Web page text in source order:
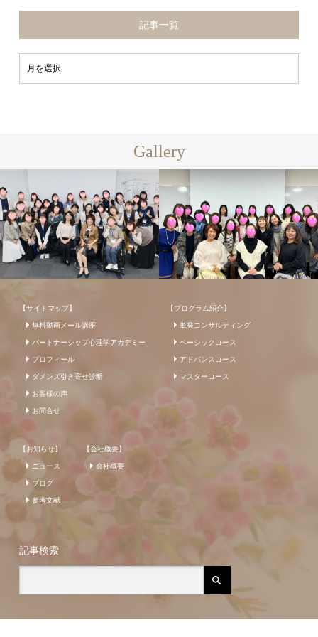
記事一覧
Gallery
【サイトマップ】
無料動画メール講座
パートナーシップ心理学アカデミー
プロフィール
ダメンズ引き寄せ診断
お客様の声
お問合せ
【プログラム紹介】
単発コンサルティング
ベーシックコース
アドバンスコース
マスターコース
【お知らせ】
ニュース
ブログ
参考文献
【会社概要】
会社概要
記事検索